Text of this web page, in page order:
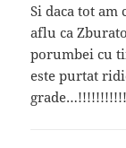
Si daca tot
aflu ca
porumbei cu
este purtat